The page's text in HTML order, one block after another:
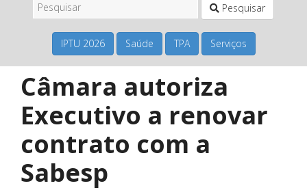
Pesquisar
IPTU 2026 Saúde TPA Serviços
Câmara autoriza
Executivo a renovar
contrato com a
Sabesp